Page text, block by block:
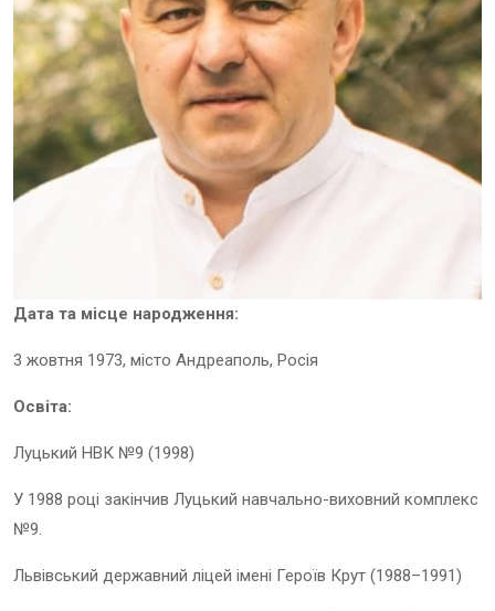
Дата та місце народження:
3 жовтня 1973, місто Андреаполь, Росія
Освіта:
Луцький НВК №9 (1998)
У 1988 році закінчив Луцький навчально-виховний комплекс
№9.
Львівський державний ліцей імені Героїв Крут (1988–1991)